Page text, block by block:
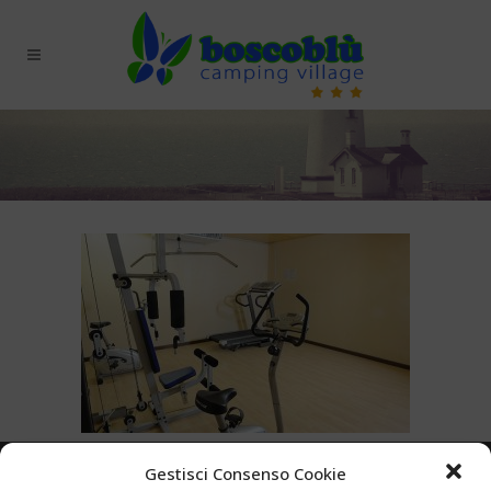
Gestisci Consenso Cookie